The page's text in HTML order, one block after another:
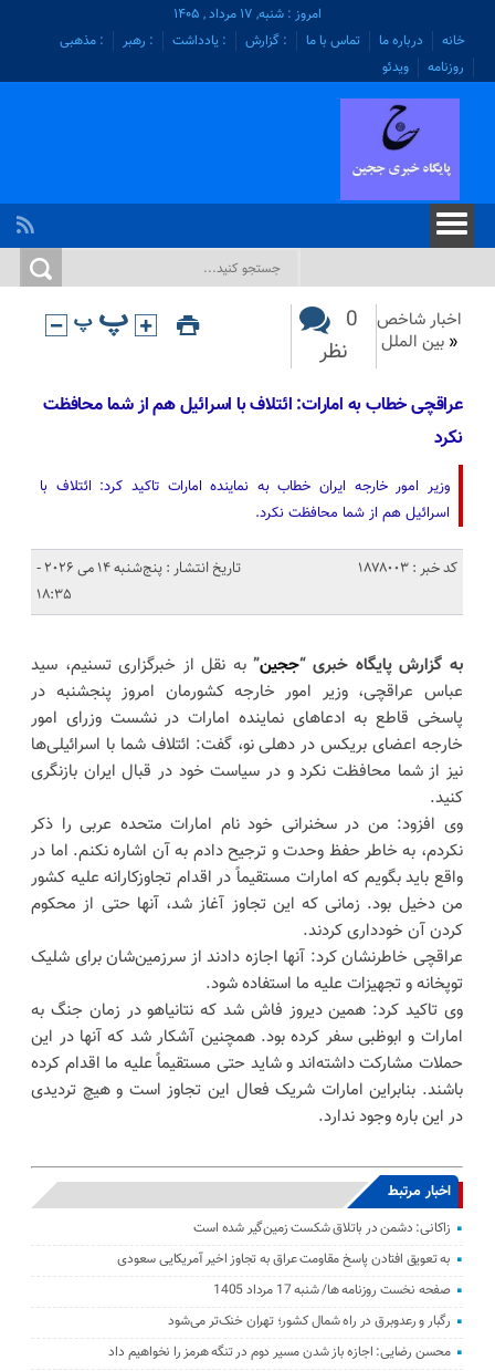
امروز : شنبه, ۱۷ مرداد , ۱۴۰۵
خانه
درباره ما تماس با ما : گزارش : یادداشت : رهبر
: مذهبی
روزنامه
ویدئو
اخبار شاخص
« بین الملل
0
نظر
عراقچی خطاب به امارات: ائتلاف با اسرائیل هم از شما محافظت
نکرد
وزیر امور خارجه ایران خطاب به نماینده امارات تاکید کرد: ائتلاف با
اسرائیل هم از شما محافظت نکرد.
کد خبر : 1878003
تاریخ انتشار : پنج‌شنبه 14 می 2026 -
18:35
به گزارش پایگاه خبری “ججین”به نقل از خبرگزاری تسنیم، سید
عباس عراقچی، وزیر امور خارجه کشورمان امروز پنجشنبه در
پاسخی قاطع به ادعاهای نماینده امارات در نشست وزرای امور
خارجه اعضای بریکس در دهلی نو، گفت: ائتلاف شما با اسرائیلی‌ها
نیز از شما محافظت نکرد و در سیاست خود در قبال ایران بازنگری
کنید.
وی افزود: من در سخنرانی‌ خود نام امارات متحده عربی را ذکر
نکردم، به خاطر حفظ وحدت و ترجیح دادم به آن اشاره نکنم. اما در
واقع باید بگویم که امارات مستقیماً در اقدام تجاوزکارانه علیه کشور
من دخیل بود. زمانی که این تجاوز آغاز شد، آنها حتی از محکوم
کردن آن خودداری کردند.
عراقچی خاطرنشان کرد: آنها اجازه دادند از سرزمین‌شان برای شلیک
توپخانه و تجهیزات علیه ما استفاده شود.
وی تاکید کرد: همین دیروز فاش شد که نتانیاهو در زمان جنگ به
امارات و ابوظبی سفر کرده بود. همچنین آشکار شد که آنها در این
حملات مشارکت داشته‌اند و شاید حتی مستقیماً علیه ما اقدام کرده
باشند. بنابراین امارات شریک فعال این تجاوز است و هیچ تردیدی
در این باره وجود ندارد.
اخبار مرتبط
زاکانی: دشمن در باتلاق شکست زمین‌گیر شده است
به تعویق افتادن پاسخ مقاومت عراق به تجاوز اخیر آمریکایی سعودی
صفحه نخست روزنامه ها/ شنبه 17 مرداد 1405
رگبار و رعدوبرق در راه شمال کشور؛ تهران خنک‌تر می‌شود
محسن رضایی: اجازه باز شدن مسیر دوم در تنگه هرمز را نخواهیم داد